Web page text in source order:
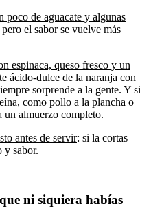
poco de aguacate y algunas
el sabor se vuelve más
espinaca, queso fresco y un
ácido-dulce de la naranja con
sorprende a la gente. Y si
como pollo a la plancha o
un almuerzo completo.
antes de servir: si la cortas
y sabor.
ni siquiera habías